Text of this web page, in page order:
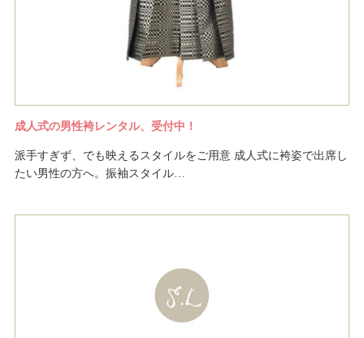
成人式の男性袴レンタル、受付中！
派手すぎず、でも映えるスタイルをご用意 成人式に袴姿で出席し
たい男性の方へ。振袖スタイル…